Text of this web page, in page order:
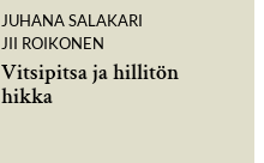
JUHANA SALAKARI
JII ROIKONEN
Vitsipitsa ja hillitön
hikka